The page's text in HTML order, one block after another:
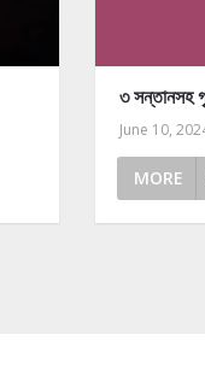
৩ সন্তানসহ
June 10,
MORE